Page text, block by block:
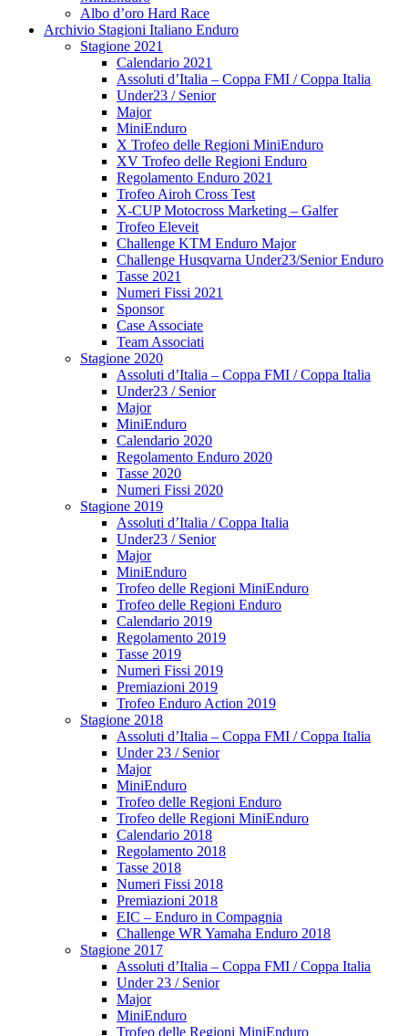
Albo d’oro Hard Race
Archivio Stagioni Italiano Enduro
Stagione 2021
Calendario 2021
Assoluti d’Italia – Coppa FMI / Coppa Italia
Under23 / Senior
Major
MiniEnduro
X Trofeo delle Regioni MiniEnduro
XV Trofeo delle Regioni Enduro
Regolamento Enduro 2021
Trofeo Airoh Cross Test
X-CUP Motocross Marketing – Galfer
Trofeo Eleveit
Challenge KTM Enduro Major
Challenge Husqvarna Under23/Senior Enduro
Tasse 2021
Numeri Fissi 2021
Sponsor
Case Associate
Team Associati
Stagione 2020
Assoluti d’Italia – Coppa FMI / Coppa Italia
Under23 / Senior
Major
MiniEnduro
Calendario 2020
Regolamento Enduro 2020
Tasse 2020
Numeri Fissi 2020
Stagione 2019
Assoluti d’Italia / Coppa Italia
Under23 / Senior
Major
MiniEnduro
Trofeo delle Regioni MiniEnduro
Trofeo delle Regioni Enduro
Calendario 2019
Regolamento 2019
Tasse 2019
Numeri Fissi 2019
Premiazioni 2019
Trofeo Enduro Action 2019
Stagione 2018
Assoluti d’Italia – Coppa FMI / Coppa Italia
Under 23 / Senior
Major
MiniEnduro
Trofeo delle Regioni Enduro
Trofeo delle Regioni MiniEnduro
Calendario 2018
Regolamento 2018
Tasse 2018
Numeri Fissi 2018
Premiazioni 2018
EIC – Enduro in Compagnia
Challenge WR Yamaha Enduro 2018
Stagione 2017
Assoluti d’Italia – Coppa FMI / Coppa Italia
Under 23 / Senior
Major
MiniEnduro
Trofeo delle Regioni MiniEnduro